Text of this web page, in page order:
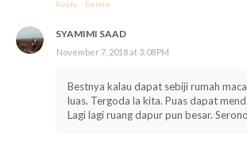
Reply Delete
SYAMIMI SAAD
November 7, 2018 at 3:08 PM
Bestnya kalau dapat sebiji rumah
luas. Tergoda la kita. Puas dapat
Lagi lagi ruang dapur pun besar.